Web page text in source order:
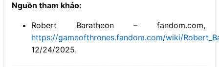
Nguồn tham khảo:
Robert Baratheon – fandom.com,
https://gameofthrones.fandom.com/wiki/
12/24/2025.